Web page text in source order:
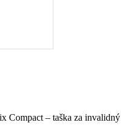
Compact – taška za invalidný